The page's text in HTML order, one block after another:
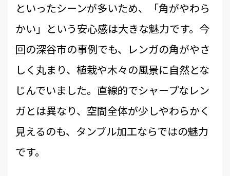
といったシーンが多いため、「角がやわら
かい」という安心感は大きな魅力です。今
回の深谷市の事例でも、レンガの角がやさ
しく丸まり、植栽や木々の風景に自然とな
じんでいました。直線的でシャープなレン
ガとは異なり、空間全体が少しやわらかく
見えるのも、タンブル加工ならではの魅力
です。